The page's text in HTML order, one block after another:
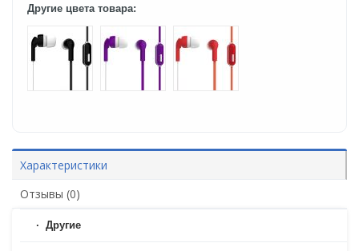
Другие цвета товара:
Характеристики
Отзывы (0)
Другие